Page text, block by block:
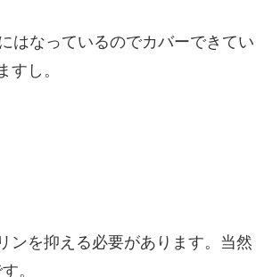
はなっているのでカバーできてい
し。
ンを抑える必要があります。当然
。